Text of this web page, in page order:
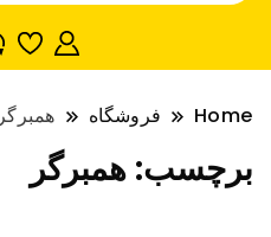
Home فروشگاه همبرگر
برچسب: همبرگر